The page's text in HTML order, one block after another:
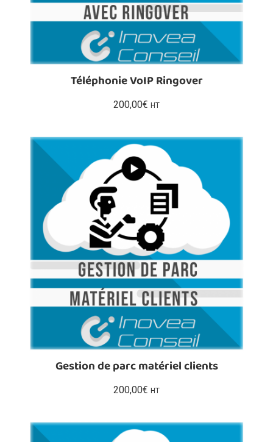
Téléphonie VoIP Ringover
200,00€ HT
Gestion de parc matériel clients
200,00€ HT